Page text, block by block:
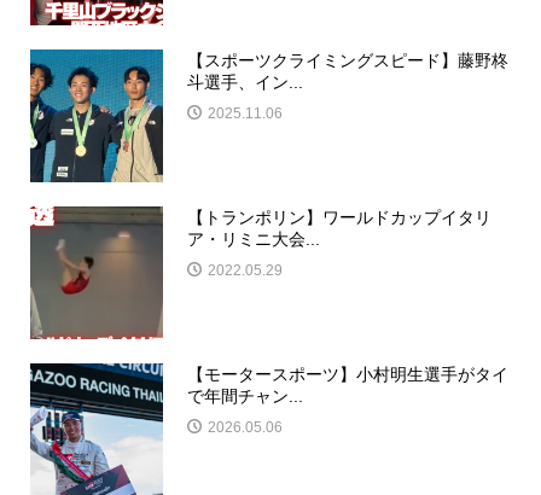
【スポーツクライミングスピード】藤野柊
斗選手、イン...
2025.11.06
【トランポリン】ワールドカップイタリ
ア・リミニ大会...
2022.05.29
【モータースポーツ】小村明生選手がタイ
で年間チャン...
2026.05.06